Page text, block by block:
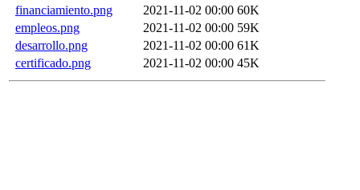
financiamiento.png
2021-11-02 00:00 60K
empleos.png
2021-11-02 00:00 59K
desarrollo.png
2021-11-02 00:00 61K
certificado.png
2021-11-02 00:00 45K